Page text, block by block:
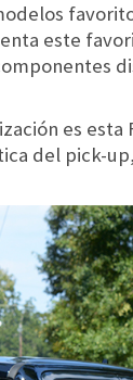
este
es esta
del pick-